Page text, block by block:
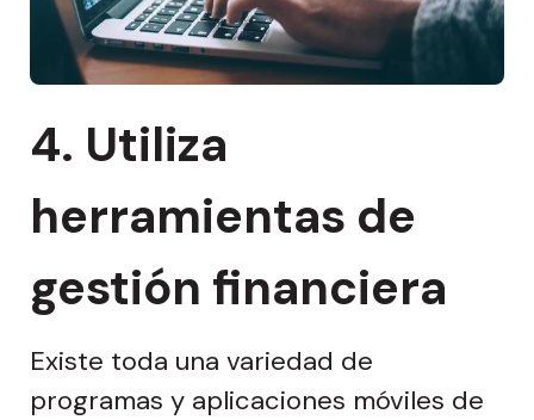
4. Utiliza
herramientas de
gestión financiera
Existe toda una variedad de
programas y aplicaciones móviles de